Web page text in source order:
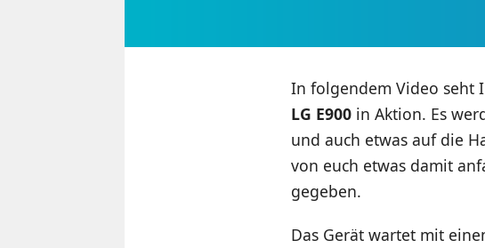
In folgendem Video seht
LG E900in Aktion. Es
und auch etwas auf die
von euch etwas damit
gegeben.
Das Gerät wartet mit